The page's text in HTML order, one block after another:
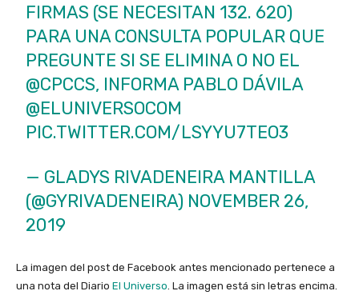
FIRMAS (SE NECESITAN 132. 620)
PARA UNA CONSULTA POPULAR QUE
PREGUNTE SI SE ELIMINA O NO EL
@CPCCS, INFORMA PABLO DÁVILA
@ELUNIVERSOCOM
PIC.TWITTER.COM/LSYYU7TEO3
— GLADYS RIVADENEIRA MANTILLA
(@GYRIVADENEIRA) NOVEMBER 26,
2019
La imagen del post de Facebook antes mencionado pertenece a
una nota del Diario El Universo . La imagen está sin letras encima.